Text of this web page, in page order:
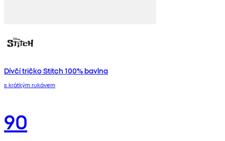
Dívčí tričko Stitch 100% bavlna
s krátkým rukávem
90